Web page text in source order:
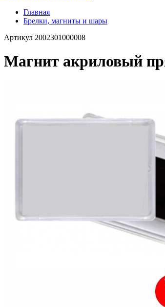
Главная
Брелки, магниты и шары
Артикул 2002301000008
Магнит акриловый